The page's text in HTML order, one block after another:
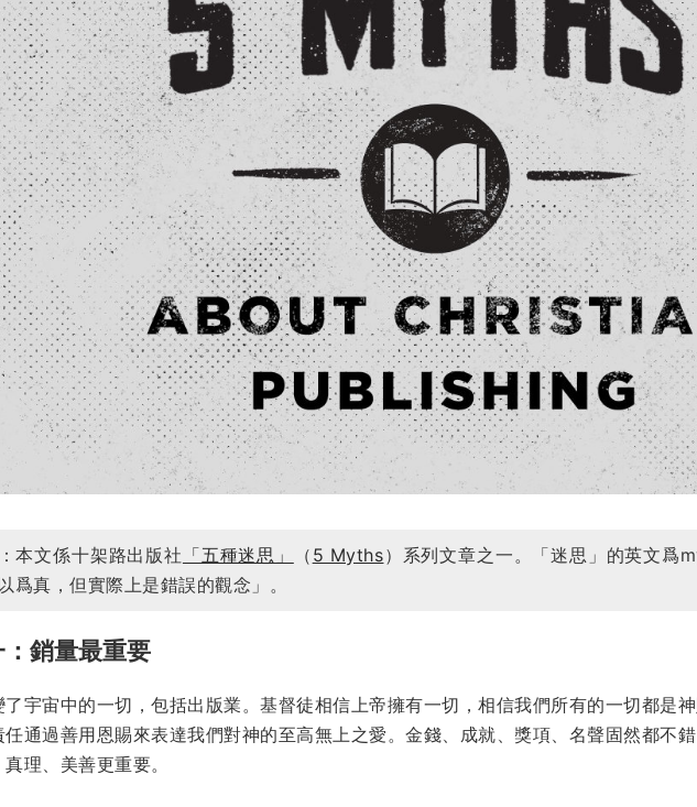
本文係十架路出版社 「五種迷思」 （ 5 Myths）系列文章之一。「迷思」的英文爲
爲真，但實際上是錯誤的觀念」。
銷量最重要
了宇宙中的一切，包括出版業。基督徒相信上帝擁有一切，相信我們所有的一切都是
任通過善用恩賜來表達我們對神的至高無上之愛。金錢、成就、獎項、名聲固然都不
理、美善更重要。